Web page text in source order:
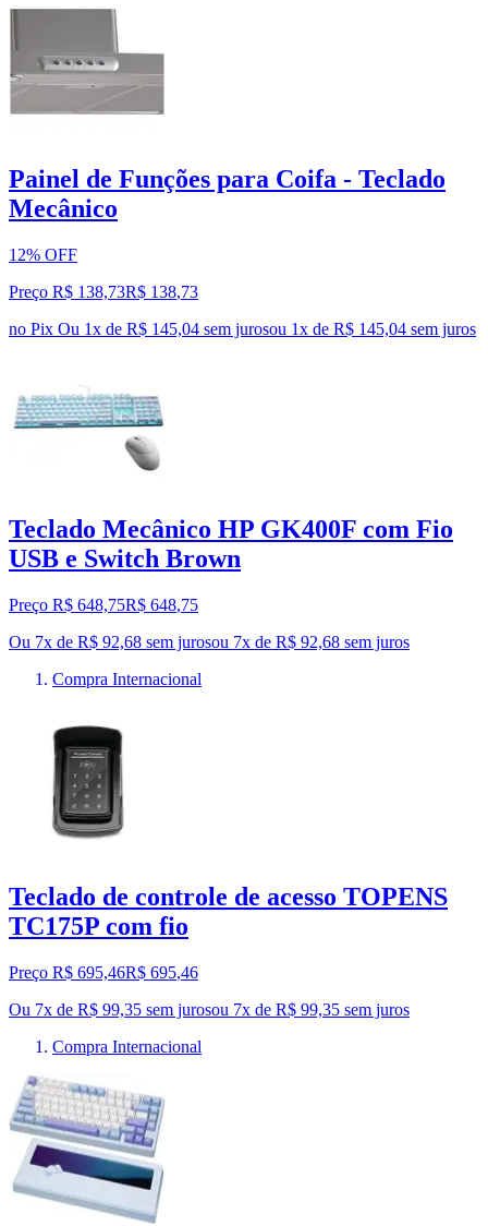
Painel de Funções para Coifa - Teclado
Mecânico
12% OFF
Preço R$ 138,73R$ 138,73
no Pix Ou 1x de R$ 145,04 sem jurosou 1x de R$ 145,04 sem juros
Teclado Mecânico HP GK400F com Fio
USB e Switch Brown
Preço R$ 648,75R$ 648,75
Ou 7x de R$ 92,68 sem jurosou 7x de R$ 92,68 sem juros
Compra Internacional
Teclado de controle de acesso TOPENS
TC175P com fio
Preço R$ 695,46R$ 695,46
Ou 7x de R$ 99,35 sem jurosou 7x de R$ 99,35 sem juros
Compra Internacional